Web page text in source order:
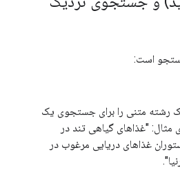
رشته متنی را برای جستجوی یک
"غذاهای گیاهی تند در
غذاهای دریایی مرغوب در